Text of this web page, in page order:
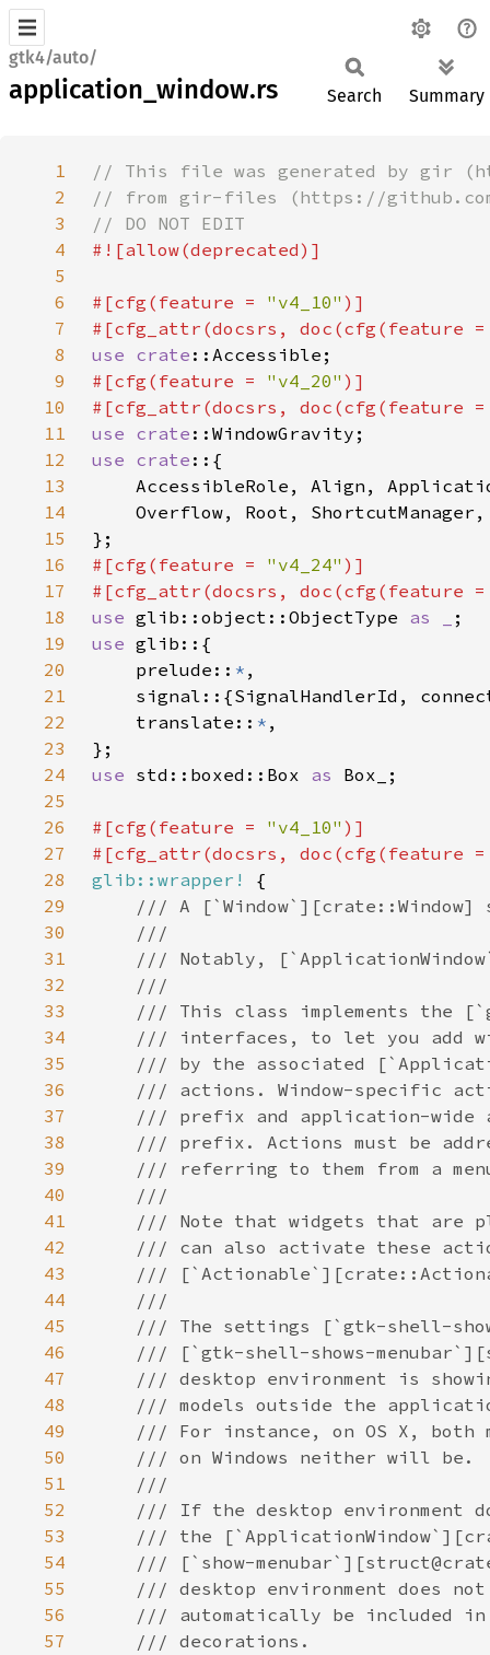
gtk4/auto/
application_window.rs Search Summary
1
2
3
4
5
6
#[cfg(feature = "v4_10"
7
#[cfg_attr(docsrs, doc(cfg(feature
8
use crate
9
#[cfg(feature = "v4_20"
10
#[cfg_attr(docsrs, doc(cfg(feature
11
use crate
12
use crate
13
14
15
16
#[cfg(feature = "v4_24"
17
#[cfg_attr(docsrs, doc(cfg(feature
18
use glib::object::ObjectType as _
19
use
20
    prelude::
*
21
22
    translate::
*
23
24
use std::boxed::Box as
25
26
#[cfg(feature = "v4_10"
27
#[cfg_attr(docsrs, doc(cfg(feature
28
glib::wrapper!
29
30
31
32
33
34
35
36
37
38
39
40
41
42
43
44
45
46
47
48
49
50
51
52
53
54
55
56
57